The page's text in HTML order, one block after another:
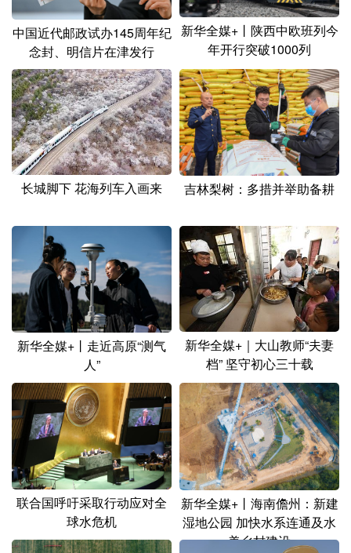
多语种频道
English Español Français عربى
Русский язык 日本語 한국어
Deutsch Português
中国近代邮政试办145周年纪
念封、明信片在津发行
新华全媒+丨陕西中欧班列今
年开行突破1000列
长城脚下 花海列车入画来 吉林梨树：多措并举助备耕
新华全媒+丨走近高原“测气
人”
新华全媒+｜大山教师“夫妻
档” 坚守初心三十载
联合国呼吁采取行动应对全
球水危机
新华全媒+丨海南儋州：新建
湿地公园 加快水系连通及水
美乡村建设